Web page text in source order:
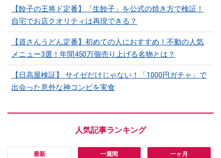
【餃子の王将ド定番】「生餃子」を公式の焼き方で検証！
自宅でお店クオリティは再現できる？
【資さんうどん定番】初めての人におすすめ！不動の人気
メニュー3選！年間450万個売り上げる名物とは？
【日高屋検証】 サイゼだけじゃない！「1000円ガチャ」で
出会った意外な神コンビを実食
最新 一週間 一ヶ月